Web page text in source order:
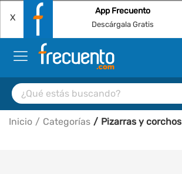
X
App Frecuento
Descárgala Gratis
Inicio Categorías Pizarras y corchos